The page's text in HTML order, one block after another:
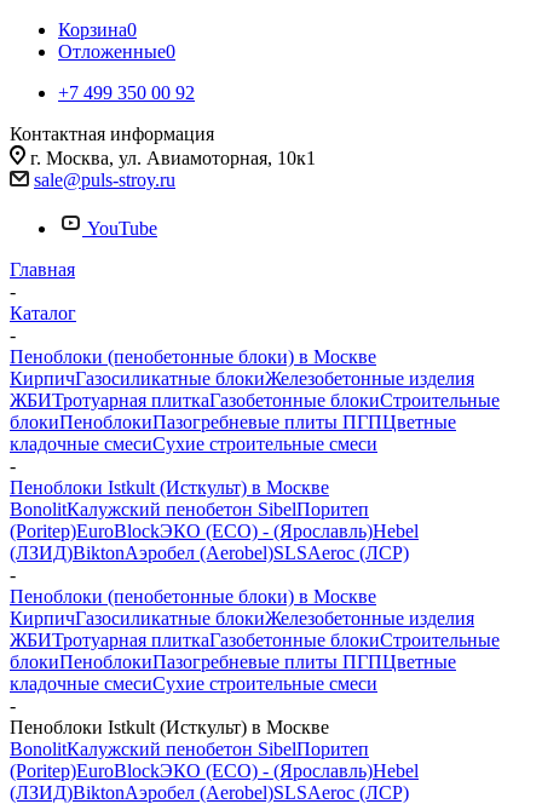
Корзина0
Отложенные0
+7 499 350 00 92
Контактная информация
г. Москва, ул. Авиамоторная, 10к1
sale@puls-stroy.ru
YouTube
Главная
-
Каталог
-
Пеноблоки (пенобетонные блоки) в Москве
КирпичГазосиликатные блокиЖелезобетонные изделия
ЖБИТротуарная плиткаГазобетонные блокиСтроительные
блокиПеноблокиПазогребневые плиты ПГПЦветные
кладочные смесиСухие строительные смеси
-
Пеноблоки Istkult (Исткульт) в Москве
BonolitКалужский пенобетон SibelПоритеп
(Poritep)EuroBlockЭКО (ECO) - (Ярославль)Hebel
(ЛЗИД)BiktonАэробел (Aerobel)SLSAeroc (ЛСР)
-
Пеноблоки (пенобетонные блоки) в Москве
КирпичГазосиликатные блокиЖелезобетонные изделия
ЖБИТротуарная плиткаГазобетонные блокиСтроительные
блокиПеноблокиПазогребневые плиты ПГПЦветные
кладочные смесиСухие строительные смеси
-
Пеноблоки Istkult (Исткульт) в Москве
BonolitКалужский пенобетон SibelПоритеп
(Poritep)EuroBlockЭКО (ECO) - (Ярославль)Hebel
(ЛЗИД)BiktonАэробел (Aerobel)SLSAeroc (ЛСР)